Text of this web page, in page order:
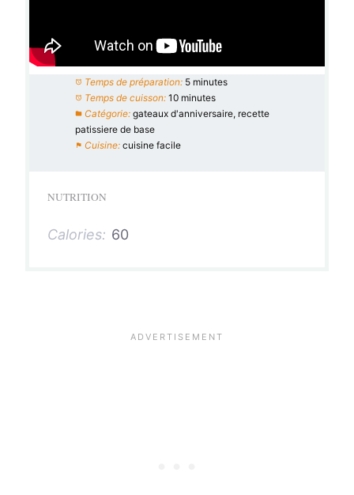
Temps de préparation: 5 minutes
Temps de cuisson: 10 minutes
Catégorie: gateaux d'anniversaire, recette
patissiere de base
Cuisine: cuisine facile
NUTRITION
Calories: 60